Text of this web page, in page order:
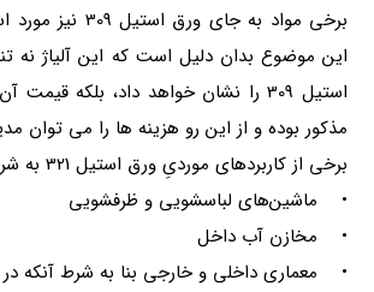
برخی مواد به جای
این موضوع بدان دلیل است که این آلیاژ نه
استیل 309 را نشان خواهد داد، بلکه قیمت
مذکور بوده و از این رو هزینه ها را می توان
برخی از کاربردهای موردیِ ورق استیل 321 به شرح ذیل می باشد:
• ماشین‌های لباسشویی و ظرفشویی
• مخازن آب داخل
• معماری داخلی و خارجی بنا به شرط آنکه